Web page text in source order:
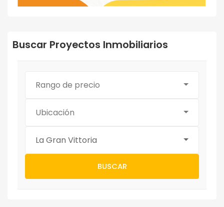
Buscar Proyectos Inmobiliarios
Rango de precio
Ubicación
La Gran Vittoria
BUSCAR